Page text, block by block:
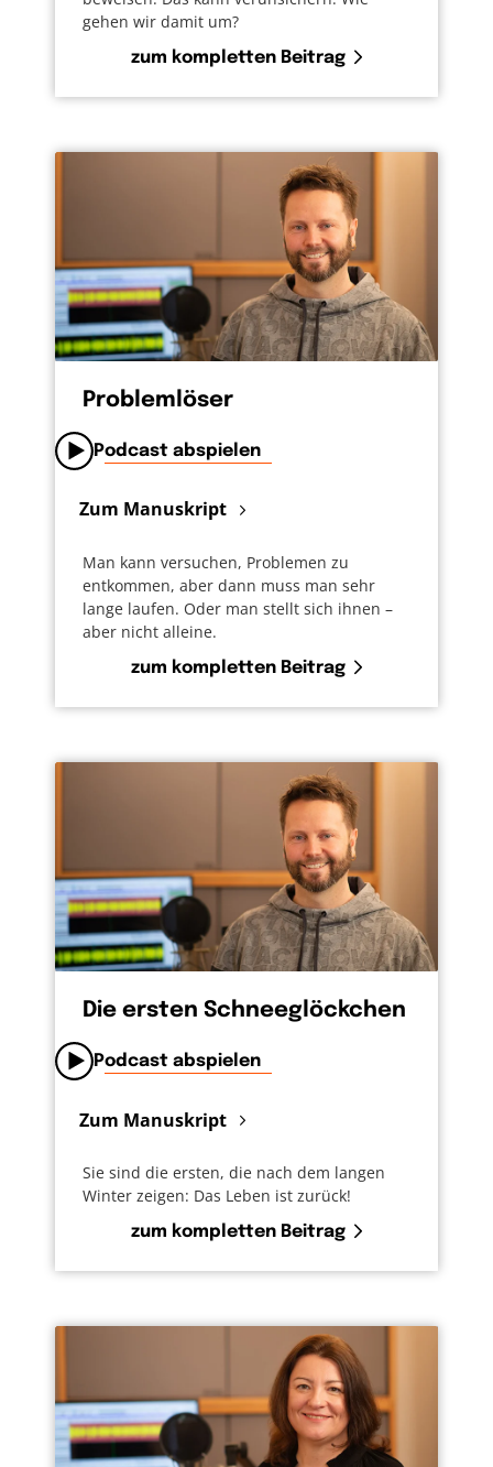
gehen wir damit um?
zum kompletten Beitrag
Problemlöser
Podcast abspielen
Zum Manuskript
Man kann versuchen, Problemen zu
entkommen, aber dann muss man sehr
lange laufen. Oder man stellt sich ihnen –
aber nicht alleine.
zum kompletten Beitrag
Die ersten Schneeglöckchen
Podcast abspielen
Zum Manuskript
Sie sind die ersten, die nach dem langen
Winter zeigen: Das Leben ist zurück!
zum kompletten Beitrag